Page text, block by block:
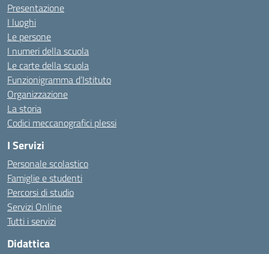
Presentazione
I luoghi
Le persone
I numeri della scuola
Le carte della scuola
Funzionigramma d’Istituto
Organizzazione
La storia
Codici meccanografici plessi
I Servizi
Personale scolastico
Famiglie e studenti
Percorsi di studio
Servizi Online
Tutti i servizi
Didattica